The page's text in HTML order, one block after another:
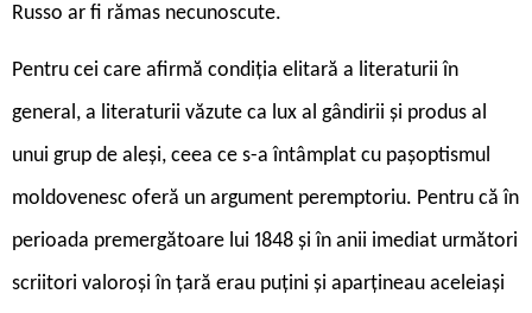
Russo ar fi rămas necunoscute.
Pentru cei care afirmă condiția elitară a literaturii în
general, a literaturii văzute ca lux al gândirii și produs al
unui grup de aleși, ceea ce s-a întâmplat cu pașoptismul
moldovenesc oferă un argument peremptoriu. Pentru că în
perioada premergătoare lui 1848 și în anii imediat următori
scriitori valoroși în țară erau puțini și aparțineau aceleiași